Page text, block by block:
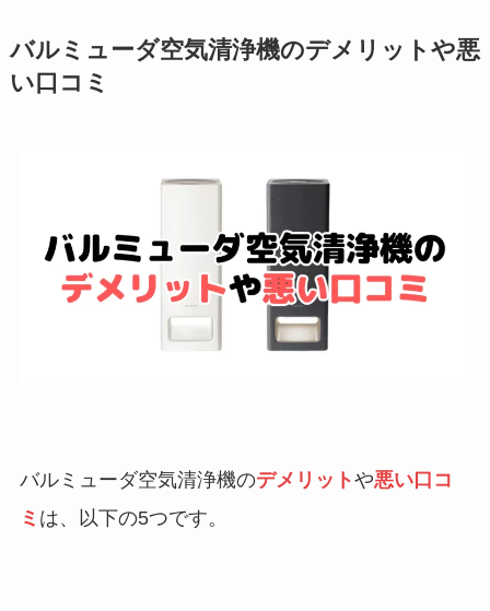
バルミューダ空気清浄機のデメリットや悪
い口コミ
バルミューダ空気清浄機のデメリットや悪い口コ
ミ は、以下の5つです。